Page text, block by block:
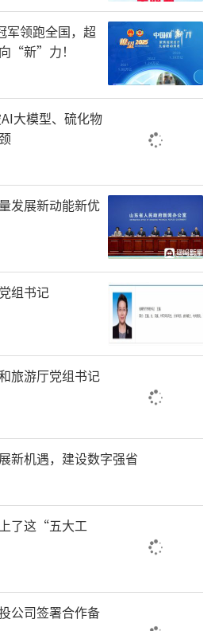
易港，承接进博会外溢效
以实力获得市场认可，被
驱者，高铁新城建设者，摩
会展经济推动者，自贸时
示意图
踞价值高地
沉寂。至2019年底，中国
达到3.5万千米，居世界第
连接中国提速经济，未来
。这一次苏伊士河货船搁
益的是中国，因为中欧班
家92个城市。
，现在很多品牌开发商都
军领跑全国，超
“新”力！
大模型、硫化物
发展新动能新优
组书记
旅游厅党组书记
新机遇，建设数字强省
了这“五大工
公司签署合作备